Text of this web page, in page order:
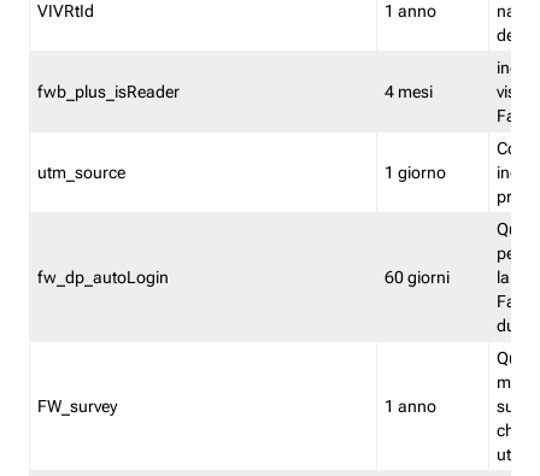
VIVRtId 1 anno
del
fwb_plus_isReader 4 mesi
utm_source 1 giorno
fw_dp_autoLogin 60 giorni
la
FW_survey 1 anno
utenti